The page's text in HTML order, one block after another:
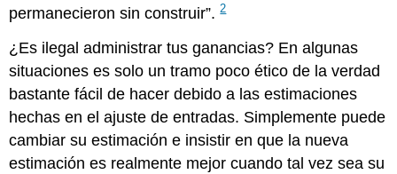
permanecieron sin construir”.2
¿Es ilegal administrar tus ganancias? En algunas
situaciones es solo un tramo poco ético de la verdad
bastante fácil de hacer debido a las estimaciones
hechas en el ajuste de entradas. Simplemente puede
cambiar su estimación e insistir en que la nueva
estimación es realmente mejor cuando tal vez sea su